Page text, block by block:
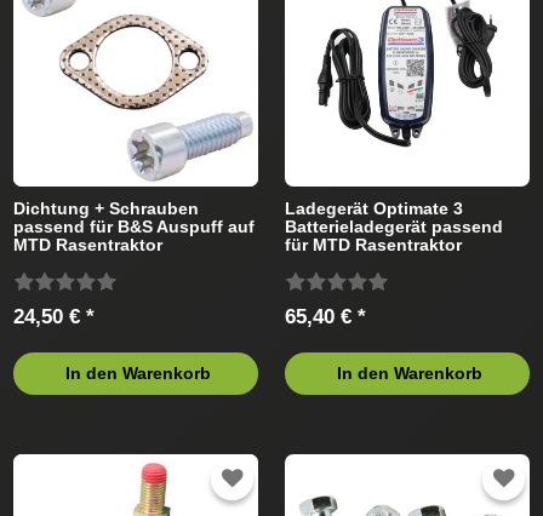
Dichtung + Schrauben
passend für B&S Auspuff auf
MTD Rasentraktor
24,50 € *
In den Warenkorb
Ladegerät Optimate 3
Batterieladegerät passend
für MTD Rasentraktor
65,40 € *
In den Warenkorb